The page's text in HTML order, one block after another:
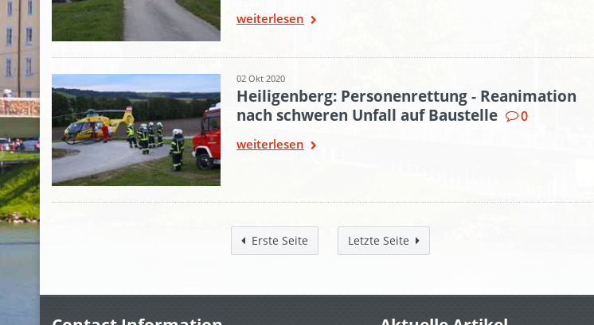
weiterlesen
02 Okt 2020
Heiligenberg: Personenrettung - Reanimation
nach schweren Unfall auf Baustelle
0
weiterlesen
Erste Seite Letzte Seite